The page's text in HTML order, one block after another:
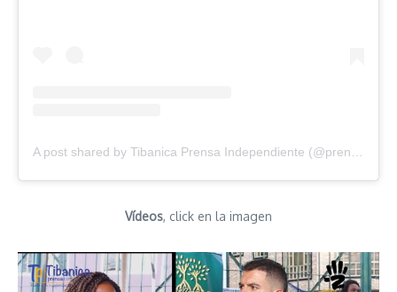
Vídeos, click en la imagen